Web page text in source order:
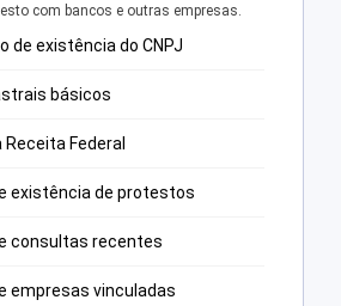
com bancos e outras empresas.
de existência do CNPJ
básicos
Federal
existência de protestos
consultas recentes
empresas vinculadas